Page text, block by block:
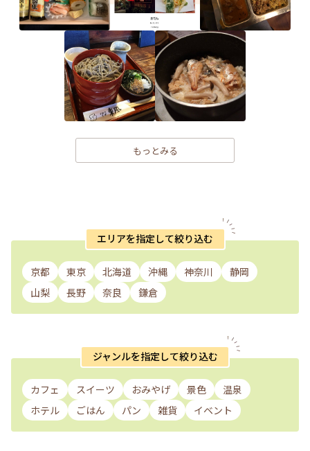
もっとみる
エリアを指定して絞り込む
京都 東京 北海道 沖縄 神奈川
静岡
山梨
長野 奈良 鎌倉
ジャンルを指定して絞り込む
カフェ スイーツ おみやげ 景色
温泉
ホテル
ごはん パン 雑貨 イベント